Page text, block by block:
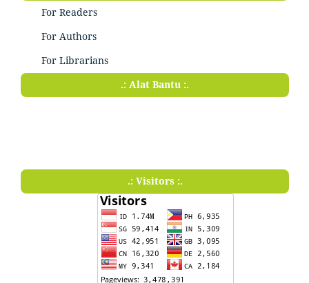
For Readers
For Authors
For Librarians
.: Alat Bantu :.
.: Visitors :.